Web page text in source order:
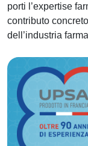
porti l’expertise
contributo
dell’industria